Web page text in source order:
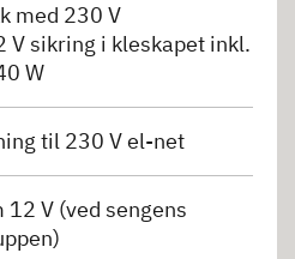
med 230 V
V sikring i kleskapet inkl.
W
til 230 V el-net
V (ved sengens